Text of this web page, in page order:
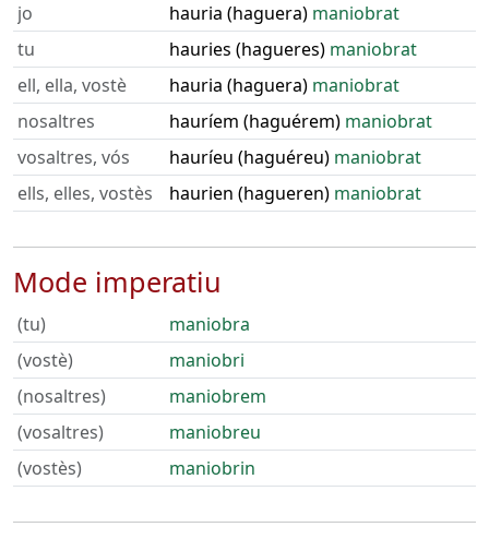
jo hauria (haguera) maniobrat
tu
hauries (hagueres) maniobrat
ell, ella, vostè
hauria (haguera) maniobrat
nosaltres
hauríem (haguérem) maniobrat
vosaltres, vós
hauríeu (haguéreu) maniobrat
ells, elles, vostès
haurien (hagueren) maniobrat
Mode imperatiu
(tu)
maniobra
(vostè)
maniobri
(nosaltres)
maniobrem
(vosaltres)
maniobreu
(vostès)
maniobrin